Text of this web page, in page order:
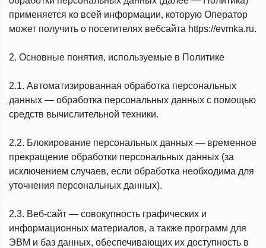
применяется ко всей информации, которую Оператор
может получить о посетителях вебсайта https://evmka.ru.
2. Основные понятия, используемые в Политике
2.1. Автоматизированная обработка персональных
данных — обработка персональных данных с помощью
средств вычислительной техники.
2.2. Блокирование персональных данных — временное
прекращение обработки персональных данных (за
исключением случаев, если обработка необходима для
уточнения персональных данных).
2.3. Веб-сайт — совокупность графических и
информационных материалов, а также программ для
ЭВМ и баз данных, обеспечивающих их доступность в